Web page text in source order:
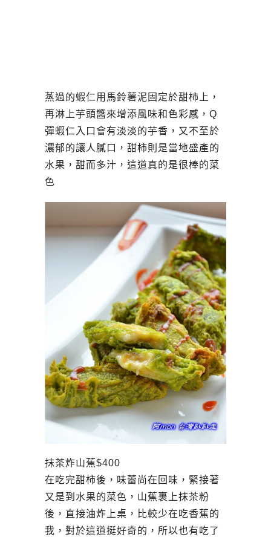
蒸過的蝦仁用馬鈴薯泥固定於甜柿上，
再淋上芋頭醬來增添風味和色彩感，Q
彈蝦仁入口會有淡淡的芋香，又不至於
濃郁的讓人膩口，甜柿則是當地盛產的
水果，甜而多汁，這道真的是很棒的菜
色
抹茶炸山蕉$400
在吃完甜柿後，味蕾尚在回味，緊接著
又是到水果的菜色，山蕉裹上抹茶粉
後，直接油炸上桌，比較少在吃香蕉的
我，對於這道挺好奇的，所以也有吃了